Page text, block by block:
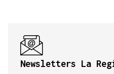
Newsletters La